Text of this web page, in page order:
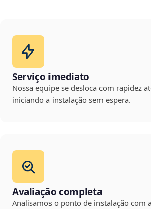
Serviço imediato
Nossa equipe se desloca com rapidez
iniciando a instalação sem espera.
Avaliação completa
Analisamos o ponto de instalação com